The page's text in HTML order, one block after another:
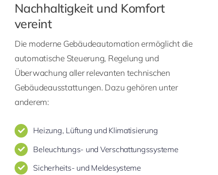
Nachhaltigkeit und Komfort
vereint
Die moderne Gebäudeautomation ermöglicht die
automatische Steuerung, Regelung und
Überwachung aller relevanten technischen
Gebäudeausstattungen. Dazu gehören unter
anderem:
Heizung, Lüftung und Klimatisierung
Beleuchtungs- und Verschattungssysteme
Sicherheits- und Meldesysteme